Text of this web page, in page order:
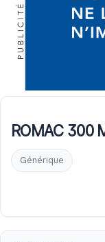
ROMAC 300
Générique